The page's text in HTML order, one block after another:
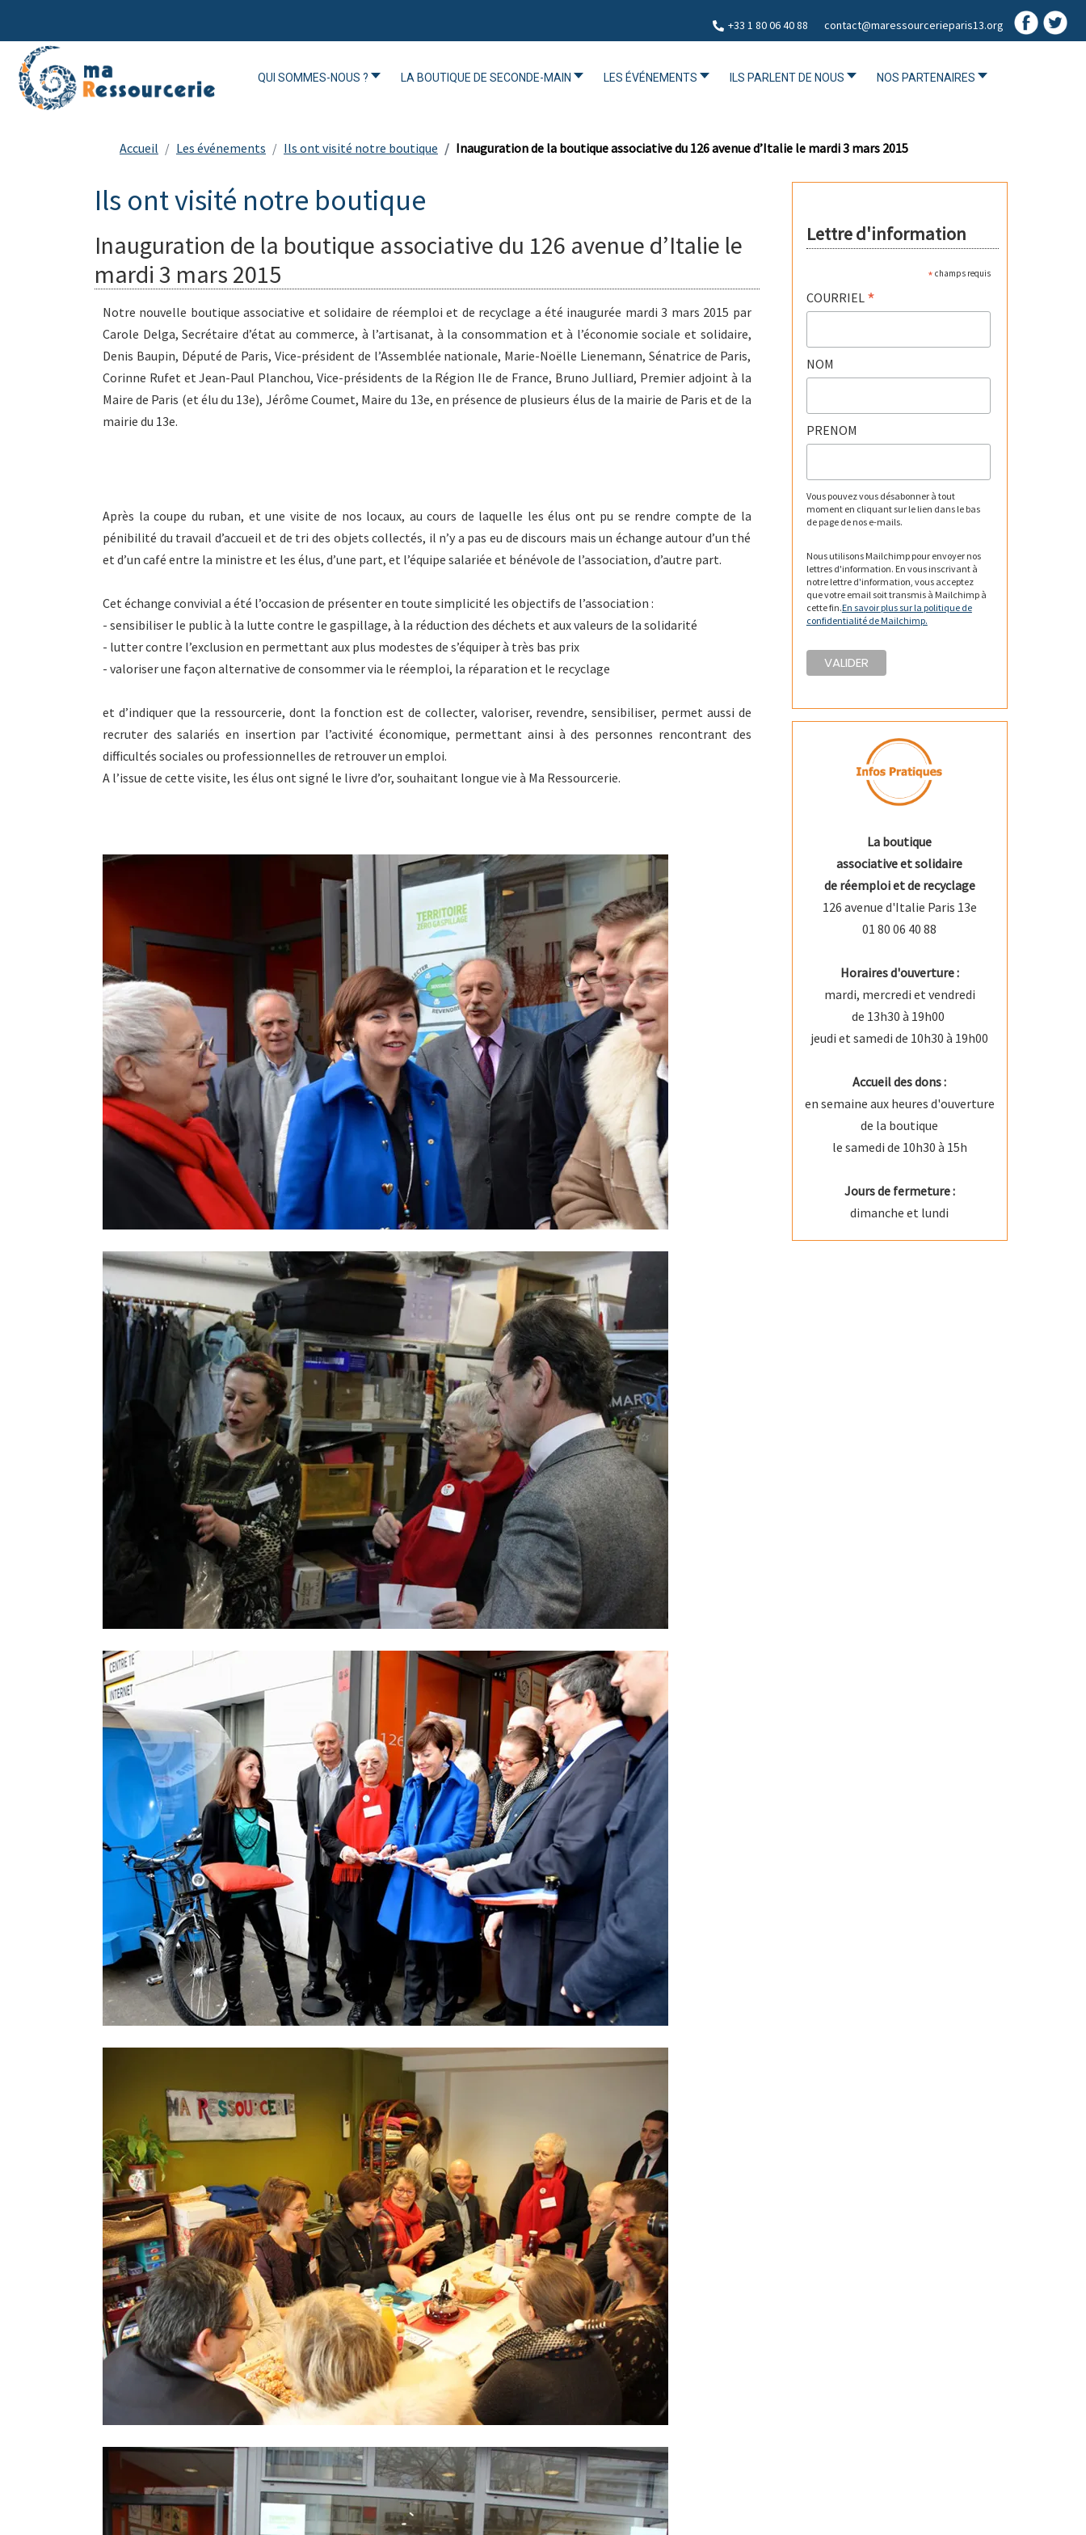
+33 1 80 06 40 88 contact@maressourcerieparis13.org
QUI SOMMES-NOUS ? LA BOUTIQUE DE SECONDE-MAIN LES ÉVÉNEMENTS ILS PARLENT DE NOUS NOS PARTENAIRES
Accueil Les événements Ils ont visité notre boutique Inauguration de la boutique associative du 126 avenue d’Italie le mardi 3 mars 2015
Ils ont visité notre boutique
Inauguration de la boutique associative du 126 avenue d’Italie le
mardi 3 mars 2015
Notre nouvelle boutique associative et solidaire de réemploi et de recyclage a été inaugurée mardi 3 mars 2015 par
Carole Delga, Secrétaire d’état au commerce, à l’artisanat, à la consommation et à l’économie sociale et solidaire,
Denis Baupin, Député de Paris, Vice-président de l’Assemblée nationale, Marie-Noëlle Lienemann, Sénatrice de Paris,
Corinne Rufet et Jean-Paul Planchou, Vice-présidents de la Région Ile de France, Bruno Julliard, Premier adjoint à la
Maire de Paris (et élu du 13e), Jérôme Coumet, Maire du 13e, en présence de plusieurs élus de la mairie de Paris et de la
mairie du 13e.
Après la coupe du ruban, et une visite de nos locaux, au cours de laquelle les élus ont pu se rendre compte de la
pénibilité du travail d’accueil et de tri des objets collectés, il n’y a pas eu de discours mais un échange autour d’un thé
et d’un café entre la ministre et les élus, d’une part, et l’équipe salariée et bénévole de l’association, d’autre part.
Cet échange convivial a été l’occasion de présenter en toute simplicité les objectifs de l’association :
- sensibiliser le public à la lutte contre le gaspillage, à la réduction des déchets et aux valeurs de la solidarité
- lutter contre l’exclusion en permettant aux plus modestes de s’équiper à très bas prix
- valoriser une façon alternative de consommer via le réemploi, la réparation et le recyclage
et d’indiquer que la ressourcerie, dont la fonction est de collecter, valoriser, revendre, sensibiliser, permet aussi de
recruter des salariés en insertion par l’activité économique, permettant ainsi à des personnes rencontrant des
difficultés sociales ou professionnelles de retrouver un emploi.
A l’issue de cette visite, les élus ont signé le livre d’or, souhaitant longue vie à Ma Ressourcerie.
Lettre d'information
* champs requis
COURRIEL *
NOM
PRENOM
Vous pouvez vous désabonner à tout
moment en cliquant sur le lien dans le bas
de page de nos e-mails.
Nous utilisons Mailchimp pour envoyer nos
lettres d'information. En vous inscrivant à
notre lettre d'information, vous acceptez
que votre email soit transmis à Mailchimp à
cette fin.En savoir plus sur la politique de
confidentialité de Mailchimp.
La boutique
associative et solidaire
de réemploi et de recyclage
126 avenue d'Italie Paris 13e
01 80 06 40 88
Horaires d'ouverture :
mardi, mercredi et vendredi
de 13h30 à 19h00
jeudi et samedi de 10h30 à 19h00
Accueil des dons :
en semaine aux heures d'ouverture
de la boutique
le samedi de 10h30 à 15h
Jours de fermeture :
dimanche et lundi